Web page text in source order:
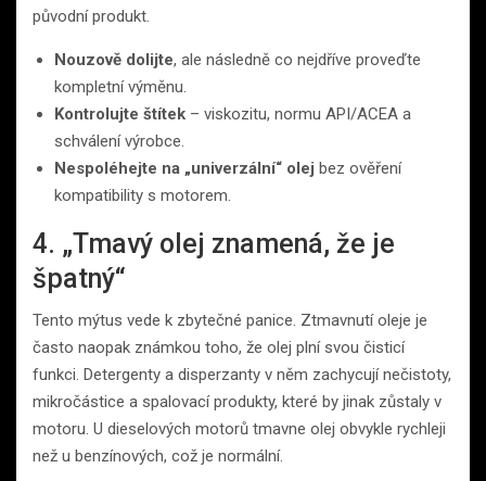
původní produkt.
Nouzově dolijte, ale následně co nejdříve proveďte
kompletní výměnu.
Kontrolujte štítek – viskozitu, normu API/ACEA a
schválení výrobce.
Nespoléhejte na „univerzální“ olej bez ověření
kompatibility s motorem.
4. „Tmavý olej znamená, že je
špatný“
Tento mýtus vede k zbytečné panice. Ztmavnutí oleje je
často naopak známkou toho, že olej plní svou čisticí
funkci. Detergenty a disperzanty v něm zachycují nečistoty,
mikročástice a spalovací produkty, které by jinak zůstaly v
motoru. U dieselových motorů tmavne olej obvykle rychleji
než u benzínových, což je normální.